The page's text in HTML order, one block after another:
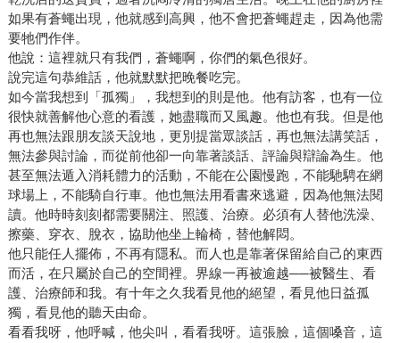
如果有蒼蠅出現，他就感到高興，他不會把蒼蠅趕走，因為他需
要牠們作伴。
他說：這裡就只有我們，蒼蠅啊，你們的氣色很好。
說完這句恭維話，他就默默把晚餐吃完。
如今當我想到「孤獨」，我想到的則是他。他有訪客，也有一位
很快就善解他心意的看護，她盡職而又風趣。他也有我。但是他
再也無法跟朋友談天說地，更別提當眾談話，再也無法講笑話，
無法參與討論，而從前他卻一向靠著談話、評論與辯論為生。他
甚至無法遁入消耗體力的活動，不能在公園慢跑，不能馳騁在網
球場上，不能騎自行車。他也無法用看書來逃避，因為他無法閱
讀。他時時刻刻都需要關注、照護、治療。必須有人替他洗澡、
擦藥、穿衣、脫衣，協助他坐上輪椅，替他解悶。
他只能任人擺佈，不再有隱私。而人也是靠著保留給自己的東西
而活，在只屬於自己的空間裡。界線一再被逾越──被醫生、看
護、治療師和我。有十年之久我看見他的絕望，看見他日益孤
獨，看見他的聽天由命。
看看我呀，他呼喊，他尖叫，看看我呀。這張臉，這個嗓音，這